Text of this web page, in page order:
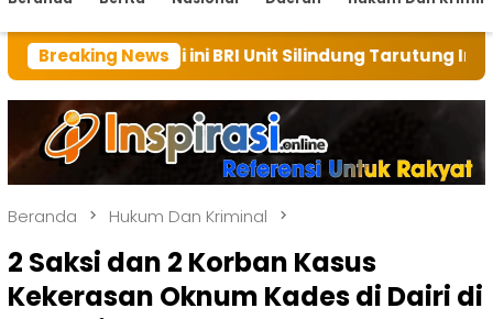
Breaking News
ini BRI Unit Silindung Tarutung Ingatkan Kebaikan
Beranda Hukum Dan Kriminal
2 Saksi dan 2 Korban Kasus
Kekerasan Oknum Kades di Dairi di